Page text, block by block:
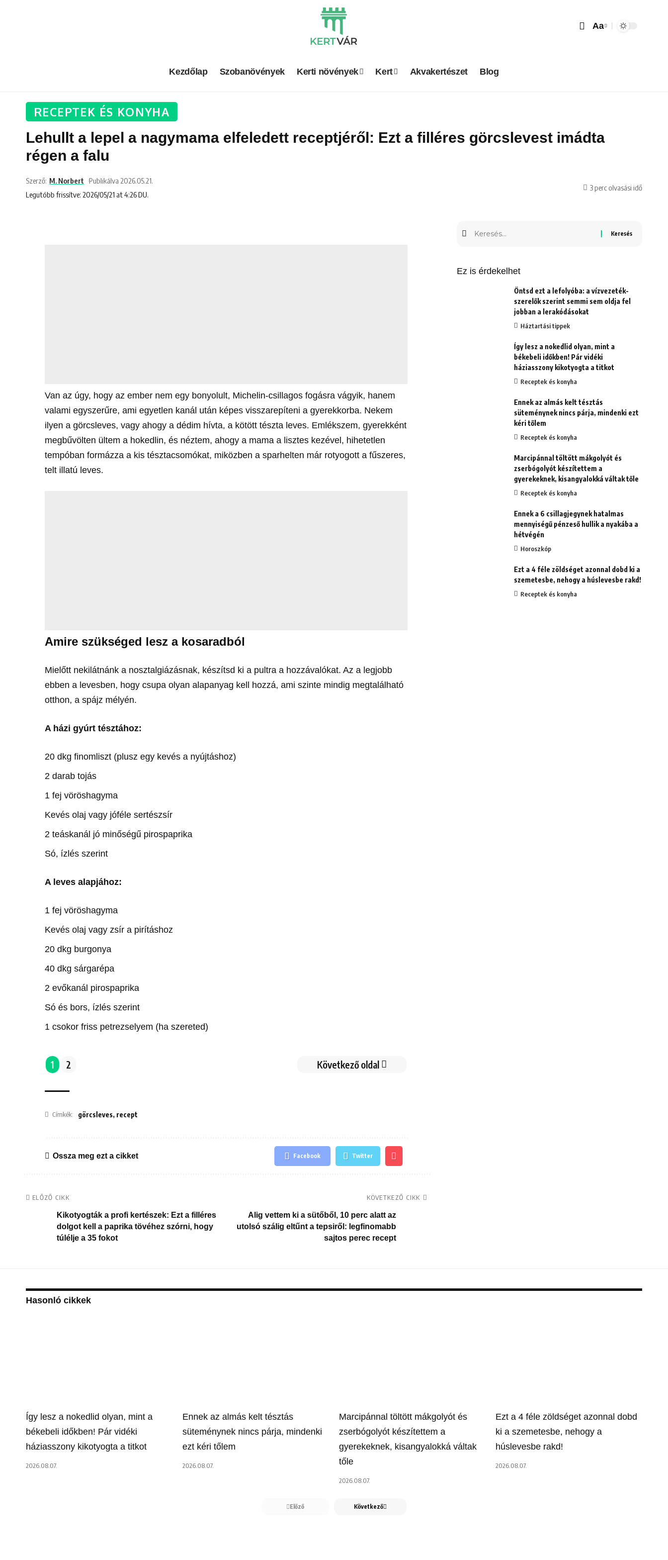
Aa
Kezdőlap Szobanövények Kerti növények Kert Akvakertészet Blog
RECEPTEK ÉS KONYHA
Lehullt a lepel a nagymama elfeledett receptjéről: Ezt a filléres görcslevest imádta
régen a falu
Legutóbb frissítve: 2026/05/21 at 4:26 DU.
Szerző: M. Norbert Publikálva 2026.05.21.
3 perc olvasási idő
Van az úgy, hogy az ember nem egy bonyolult, Michelin-csillagos fogásra vágyik, hanem
valami egyszerűre, ami egyetlen kanál után képes visszarepíteni a gyerekkorba. Nekem
ilyen a görcsleves, vagy ahogy a dédim hívta, a kötött tészta leves. Emlékszem, gyerekként
megbűvölten ültem a hokedlin, és néztem, ahogy a mama a lisztes kezével, hihetetlen
tempóban formázza a kis tésztacsomókat, miközben a sparhelten már rotyogott a fűszeres,
telt illatú leves.
Amire szükséged lesz a kosaradból
Mielőtt nekilátnánk a nosztalgiázásnak, készítsd ki a pultra a hozzávalókat. Az a legjobb
ebben a levesben, hogy csupa olyan alapanyag kell hozzá, ami szinte mindig megtalálható
otthon, a spájz mélyén.
A házi gyúrt tésztához:
20 dkg finomliszt (plusz egy kevés a nyújtáshoz)
2 darab tojás
1 fej vöröshagyma
Kevés olaj vagy jóféle sertészsír
2 teáskanál jó minőségű pirospaprika
Só, ízlés szerint
A leves alapjához:
1 fej vöröshagyma
Kevés olaj vagy zsír a pirításhoz
20 dkg burgonya
40 dkg sárgarépa
2 evőkanál pirospaprika
Só és bors, ízlés szerint
1 csokor friss petrezselyem (ha szereted)
1 2 Következő oldal
Címkék: görcsleves, recept
Ossza meg ezt a cikket Facebook Twitter
ELŐZŐ CIKK
Kikotyogták a profi kertészek: Ezt a filléres
dolgot kell a paprika tövéhez szórni, hogy
túlélje a 35 fokot
KÖVETKEZŐ CIKK
Alig vettem ki a sütőből, 10 perc alatt az
utolsó szálig eltűnt a tepsiről: legfinomabb
sajtos perec recept
Ez is érdekelhet
Öntsd ezt a lefolyóba: a vízvezeték-
szerelők szerint semmi sem oldja fel
jobban a lerakódásokat
Háztartási tippek
Így lesz a nokedlid olyan, mint a
békebeli időkben! Pár vidéki
háziasszony kikotyogta a titkot
Receptek és konyha
Ennek az almás kelt tésztás
süteménynek nincs párja, mindenki ezt
kéri tőlem
Receptek és konyha
Marcipánnal töltött mákgolyót és
zserbógolyót készítettem a
gyerekeknek, kisangyalokká váltak tőle
Receptek és konyha
Ennek a 6 csillagjegynek hatalmas
mennyiségű pénzeső hullik a nyakába a
hétvégén
Horoszkóp
Ezt a 4 féle zöldséget azonnal dobd ki a
szemetesbe, nehogy a húslevesbe rakd!
Receptek és konyha
Hasonló cikkek
Így lesz a nokedlid olyan, mint a
békebeli időkben! Pár vidéki
háziasszony kikotyogta a titkot
2026.08.07.
Ennek az almás kelt tésztás
süteménynek nincs párja, mindenki
ezt kéri tőlem
2026.08.07.
Marcipánnal töltött mákgolyót és
zserbógolyót készítettem a
gyerekeknek, kisangyalokká váltak
tőle
2026.08.07.
Ezt a 4 féle zöldséget azonnal dobd
ki a szemetesbe, nehogy a
húslevesbe rakd!
2026.08.07.
Előző Következő